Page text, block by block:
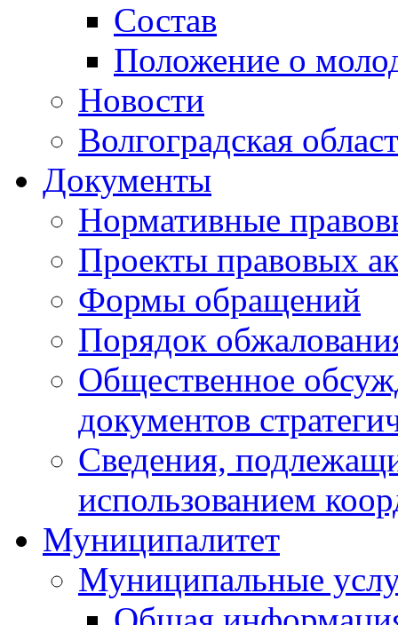
Состав
Положение о
Новости
Волгоградская
Документы
Нормативные
Проекты правовых
Формы обращений
Порядок
Общественное
документов
Сведения,
использованием
Муниципалитет
Муниципальные